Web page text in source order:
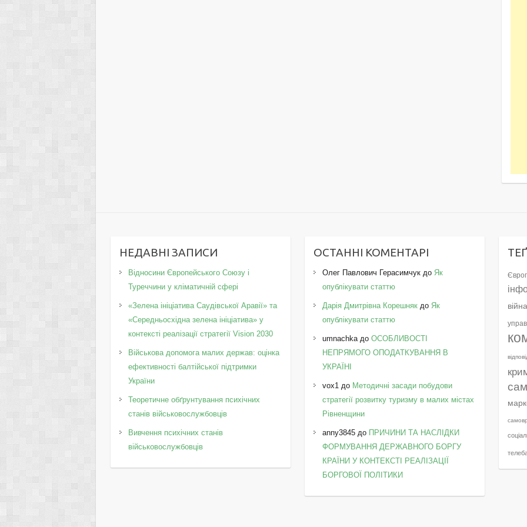
НЕДАВНІ ЗАПИСИ
Відносини Європейського Союзу і
Туреччини у кліматичній сфері
«Зелена ініціатива Саудівської Аравії» та
«Середньосхідна зелена ініціатива» у
контексті реалізації стратегії Vision 2030
Військова допомога малих держав: оцінка
ефективності балтійської підтримки
України
Теоретичне обґрунтування психічних
станів військовослужбовців
Вивчення психічних станів
військовослужбовців
ОСТАННІ КОМЕНТАРІ
Олег Павлович Герасимчук до Як
опублікувати статтю
Дарія Дмитрівна Корешняк до Як
опублікувати статтю
umnachkaдоОСОБЛИВОСТІ
НЕПРЯМОГО ОПОДАТКУВАННЯ В
УКРАЇНІ
vox1 до Методичні засади побудови
стратегії розвитку туризму в малих містах
Рівненщини
anny3845 до ПРИЧИНИ ТА НАСЛІДКИ
ФОРМУВАННЯ ДЕРЖАВНОГО БОРГУ
КРАЇНИ У КОНТЕКСТІ РЕАЛІЗАЦІЇ
БОРГОВОЇ ПОЛІТИКИ
війна